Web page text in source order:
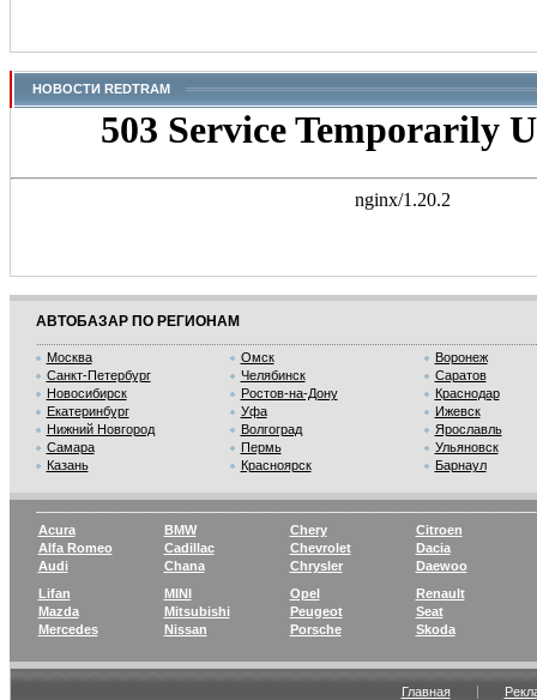
НОВОСТИ REDTRAM
АВТОБАЗАР ПО РЕГИОНАМ
Москва
Санкт-Петербург
Новосибирск
Екатеринбург
Нижний Новгород
Самара
Казань
Омск
Челябинск
Ростов-на-Дону
Уфа
Волгоград
Пермь
Красноярск
Воронеж
Саратов
Краснодар
Ижевск
Ярославль
Ульяновск
Барнаул
Acura
Alfa Romeo
Audi
BMW
Cadillac
Chana
Chery
Chevrolet
Chrysler
Citroen
Dacia
Daewoo
Lifan
Mazda
Mercedes
MINI
Mitsubishi
Nissan
Opel
Peugeot
Porsche
Renault
Seat
Skoda
Главная